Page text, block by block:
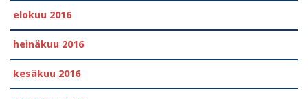
elokuu 2016
heinäkuu 2016
kesäkuu 2016